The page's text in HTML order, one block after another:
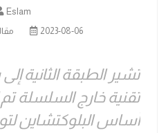
Eslam
2023-08-06
تشير الطبقة الثانية
تقنية خارج السلسلة
أساس البلوكتشاين